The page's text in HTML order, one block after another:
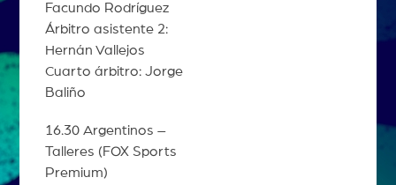
Facundo Rodríguez
Árbitro asistente 2:
Hernán Vallejos
Cuarto árbitro: Jorge
Baliño
16.30 Argentinos –
Talleres (FOX Sports
Premium)